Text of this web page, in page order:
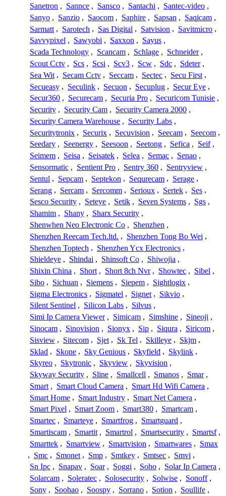
Sanetron , Sannce , Sansco , Santachi , Santec-video ,
Sanyo , Sanzio , Saocom , Saphire , Sapsan , Saqicam ,
Sarmatt , Sarotech , Sas Digital , Satvision , Savitmicro ,
Savvypixel , Sawyobi , Saxxon , Sayus ,
Scada Technology , Scancam , Schlage , Schneider ,
Scout Cctv , Scs , Scsi , Scv3 , Scw , Sdc , Sdeter ,
Sea Wit , Secam Cctv , Seccam , Sectec , Secu First ,
Secueasy , Seculink , Secuon , Secuplug , Secur Eye ,
Secur360 , Securecam , Securia Pro , Securicom Tunisie ,
Security , Security Cam , Security Camera 2000 ,
Security Camera Warehouse , Security Labs ,
Securitytronix , Securix , Secuvision , Seecam , Seecom ,
Seedary , Seenergy , Seesoon , Seetong , Sefica , Seif ,
Seimem , Seisa , Seisatek , Selea , Semac , Senao ,
Sensormatic , Sentient Pro , Sentry 360 , Sentryview ,
Sentul , Sepcam , Septekon , Sequrecam , Serage ,
Serang , Sercam , Sercomm , Serioux , Sertek , Ses ,
Sesco Security , Seteye , Setik , Seven Systems , Sgs ,
Shamim , Shany , Sharx Security ,
Shenwhen Neo Electronic Co , Shenzhen ,
Shenzhen Reecam Tech.ltd. , Shenzhen Tong Bo Wei ,
Shenzhen Toptech , Shenzhen Ycx Electronics ,
Shieldeye , Shindai , Shinsoft Co , Shiwojia ,
Shixin China , Short , Short 8ch Nvr , Showtec , Sibel ,
Sibo , Sichuan , Siemens , Siepem , Sightlogix ,
Sigma Electronics , Sigmatel , Signet , Sikvio ,
Silent Sentinel , Silicon Labs , Silvus ,
Simi Ip Camera Viewer , Simicam , Simshine , Sineoji ,
Sinocam , Sinovision , Sionyx , Sip , Siqura , Siricom ,
Sisview , Sitecom , Sjet , Sk Tel , Skilleye , Skjm ,
Sklad , Skone , Sky Genious , Skyfield , Skylink ,
Skyreo , Skytronic , Skyview , Skyvision ,
Skyway Security , Sline , Smallcell , Smanos , Smar ,
Smart , Smart Cloud Camera , Smart Hd Wifi Camera ,
Smart Home , Smart Industry , Smart Net Camera ,
Smart Pixel , Smart Zoom , Smart380 , Smartcam ,
Smartec , Smarteye , Smartfrog , Smartguard ,
Smartiscam , Smartit , Smartrol , Smartsecurity , Smartsf ,
Smarttek , Smartview , Smartvision , Smartwares , Smax
, Smc , Smonet , Smp , Smtkey , Smtsec , Smvi ,
Sn Ipc , Snapav , Soar , Soggi , Soho , Solar Ip Camera ,
Solarcam , Soleratec , Solosecurity , Solwise , Sonoff ,
Sony , Soohao , Soospy , Sorrano , Sotion , Soullife ,